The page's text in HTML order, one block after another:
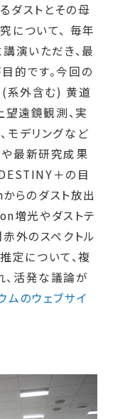
ダストとその母
について、 毎年
演いただき、最
的です。今回の
(系外含む) 黄道
望遠鏡観測、実
モデリングなど
最新研究成果
＋の目
らのダスト放出
増光やダストテ
外のスペクトル
定について、複
活発な議論が
ムのウェブサイ